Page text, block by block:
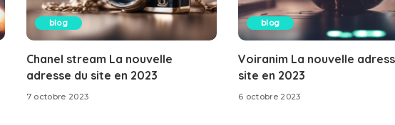
blog
Chanel stream La nouvelle
adresse du site en 2023
7 octobre 2023
blog
Voiranim La nouvelle
site en 2023
6 octobre 2023